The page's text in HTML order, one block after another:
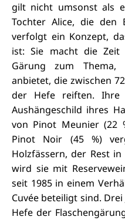
gilt nicht umsonst als
Tochter Alice, die den
verfolgt ein Konzept,
ist: Sie macht die
Gärung zum
anbietet, die zwischen
der Hefe reiften. Ihre
Aushängeschild ihres
von Pinot Meunier (22
Pinot Noir (45 %)
Holzfässern, der Rest
wird sie mit
seit 1985 in einem
Cuvée beteiligt sind.
Hefe der